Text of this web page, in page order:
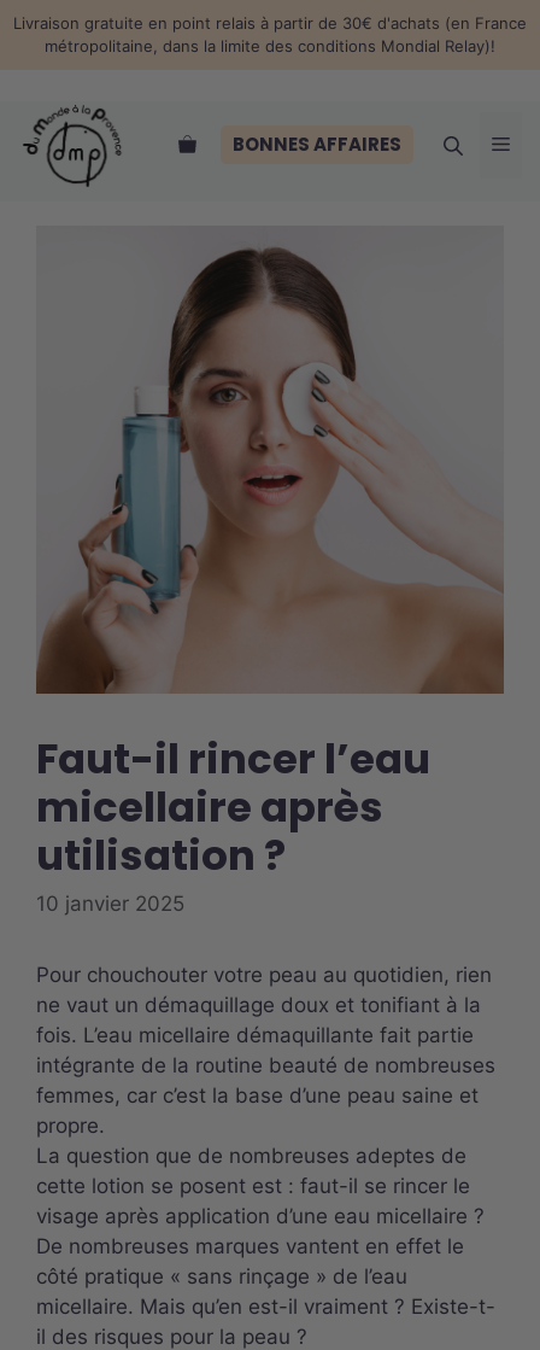
AllerLivraison gratuite en point relais à partir de 30€ d'achats (en France
métropolitaine, dans la limite des conditions Mondial Relay)!
BONNES AFFAIRES
Faut-il rincer l’eau
micellaire après
utilisation ?
10 janvier 2025
Pour chouchouter votre peau au quotidien, rien
ne vaut un démaquillage doux et tonifiant à la
fois. L’eau micellaire démaquillante fait partie
intégrante de la routine beauté de nombreuses
femmes, car c’est la base d’une peau saine et
propre.
La question que de nombreuses adeptes de
cette lotion se posent est : faut-il se rincer le
visage après application d’une eau micellaire ?
De nombreuses marques vantent en effet le
côté pratique « sans rinçage » de l’eau
micellaire. Mais qu’en est-il vraiment ? Existe-t-
il des risques pour la peau ?